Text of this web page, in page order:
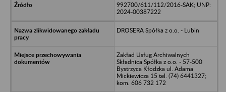
992700/611/112/2016-SAK; UNP:
2024-00387222
DROSERA Spółka z o.o. - Lubin
Zakład Usług Archiwalnych
Składnica Spółka z o.o. - 57-500
Bystrzyca Kłodzka ul. Adama
Mickiewicza 15 tel. (74) 6441327;
kom. 606 732 172